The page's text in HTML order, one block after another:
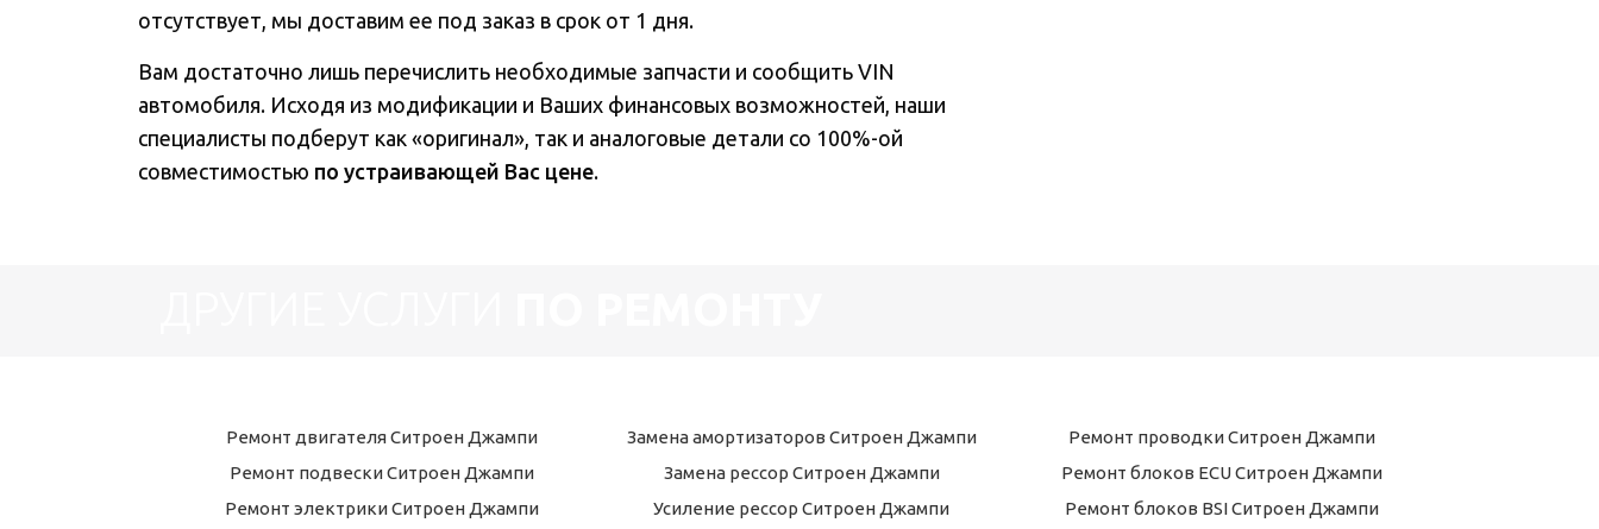
отсутствует, мы доставим ее под заказ в срок от 1 дня.
Вам достаточно лишь перечислить необходимые запчасти и сообщить VIN
автомобиля. Исходя из модификации и Ваших финансовых возможностей, наши
специалисты подберут как «оригинал», так и аналоговые детали со 100%-ой
совместимостью по устраивающей Вас цене.
Ремонт двигателя Ситроен Джампи
Ремонт подвески Ситроен Джампи
Ремонт электрики Ситроен Джампи
Замена амортизаторов Ситроен Джампи
Замена рессор Ситроен Джампи
Усиление рессор Ситроен Джампи
Ремонт проводки Ситроен Джампи
Ремонт блоков ECU Ситроен Джампи
Ремонт блоков BSI Ситроен Джампи